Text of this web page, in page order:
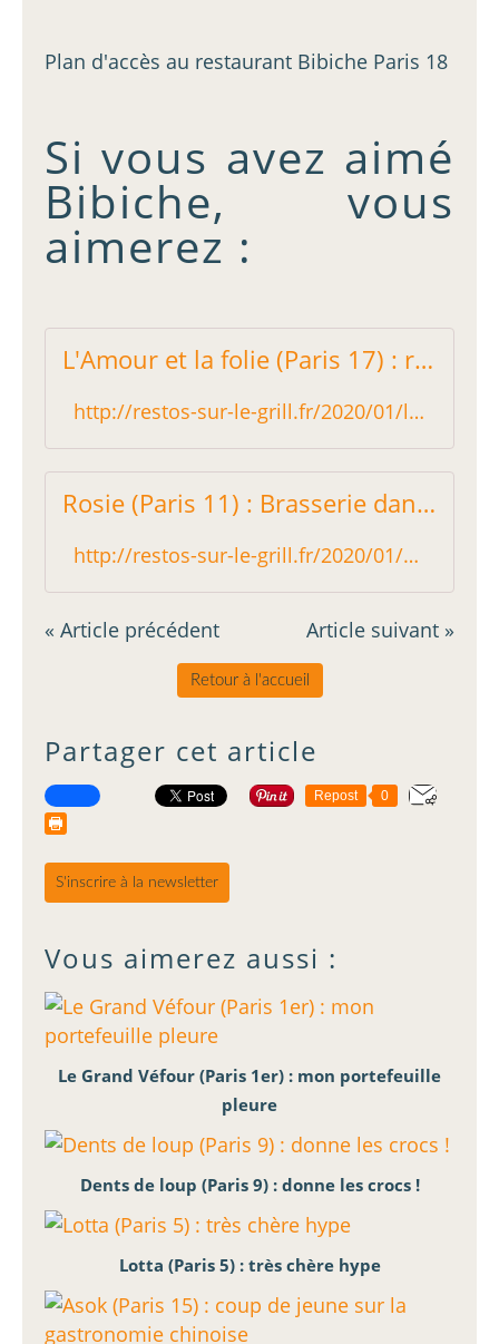
Plan d'accès au restaurant Bibiche Paris 18
Si vous avez aimé
Bibiche, vous
aimerez :
L'Amour et la folie (Paris 17) : restaurant de charme - Restos sur le Grill - Blog critique des restaurants de Paris indépendant !
http://restos-sur-le-grill.fr/2020/01/l-amour-et-la-folie-paris-17-charmant-restaurant.html
Rosie (Paris 11) : Brasserie dans le vent - Restos sur le Grill - Blog critique des restaurants de Paris indépendant !
http://restos-sur-le-grill.fr/2020/01/rosie-paris-11-brasserie-dans-le-vent.html
« Article précédent Article suivant »
Retour à l'accueil
Partager cet article
Repost 0
S'inscrire à la newsletter
Vous aimerez aussi :
Le Grand Véfour (Paris 1er) : mon portefeuille
pleure
Dents de loup (Paris 9) : donne les crocs !
Lotta (Paris 5) : très chère hype